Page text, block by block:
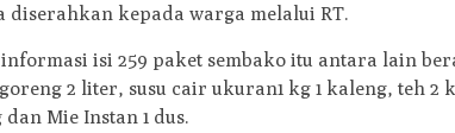
diserahkan kepada warga melalui RT.
informasi isi 259 paket sembako itu antara lain
2 liter, susu cair ukuran1 kg 1 kaleng, teh 2
Mie Instan 1 dus.